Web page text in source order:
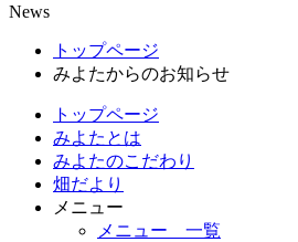
News
トップページ
みよたからのお知らせ
トップページ
みよたとは
みよたのこだわり
畑だより
メニュー
メニュー 一覧